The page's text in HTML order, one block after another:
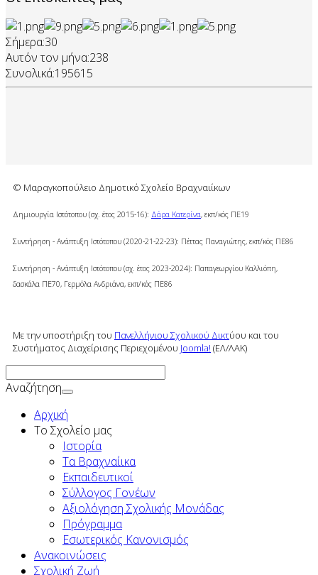
Σήμερα:30
Αυτόν τον μήνα:238
Συνολικά:195615
© Μαραγκοπούλειο Δημοτικό Σχολείο Βραχναιίκων
Δημιουργία Ιστότοπου (σχ. έτος 2015-16): Δάρα Κατερίνα, εκπ/κός ΠΕ19
Συντήρηση - Ανάπτυξη Ιστότοπου (2020-21-22-23): Πέττας Παναγιώτης, εκπ/κός ΠΕ86
Συντήρηση - Ανάπτυξη Ιστότοπου (σχ. έτος 2023-2024): Παπαγεωργίου Καλλιόπη,
δασκάλα ΠΕ70, Γερμόλα Ανδριάνα, εκπ/κός ΠΕ86
Με την υποστήριξη του Πανελλήνιου Σχολικού Δικτύου και του
Συστήματος Διαχείρισης Περιεχομένου Joomla! (ΕΛ/ΛΑΚ)
Αναζήτηση
Αρχική
To Σχολείο μας
Ιστορία
Τα Βραχναίικα
Εκπαιδευτικοί
Σύλλογος Γονέων
Αξιολόγηση Σχολικής Μονάδας
Πρόγραμμα
Εσωτερικός Κανονισμός
Ανακοινώσεις
Σχολική Ζωή